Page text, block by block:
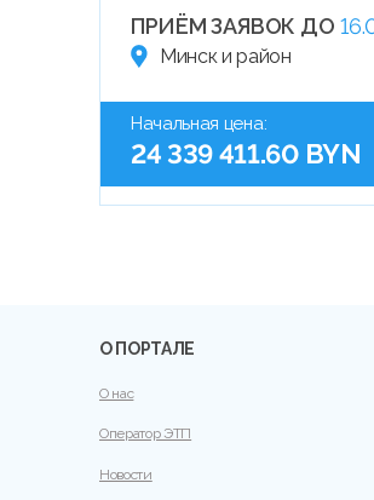
ПРИЁМ ЗАЯВОК ДО
Минск и район
Начальная цена:
24 339 411.60 BYN
О ПОРТАЛЕ
О нас
Оператор ЭТП
Новости